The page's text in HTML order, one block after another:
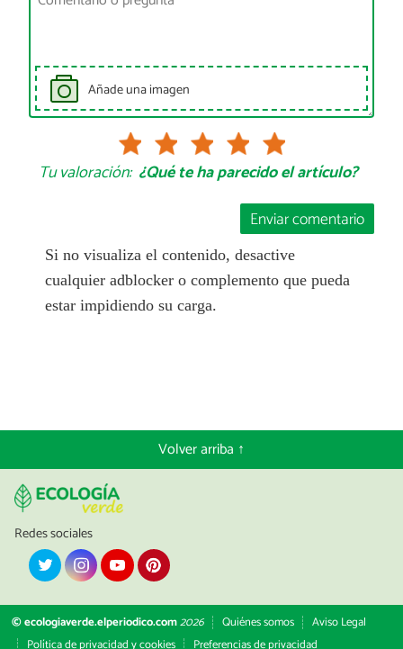
Añade una imagen
Tu valoración: ¿Qué te ha parecido el artículo?
Enviar comentario
Si no visualiza el contenido, desactive
cualquier adblocker o complemento que pueda
estar impidiendo su carga.
Volver arriba ↑
Redes sociales
© ecologiaverde.elperiodico.com2026 Quiénes somos
Aviso Legal
Política de privacidad y cookies
Preferencias de privacidad